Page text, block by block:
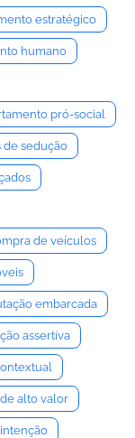
estratégico
humano
pró-social
sedução
de veículos
embarcada
assertiva
alto valor